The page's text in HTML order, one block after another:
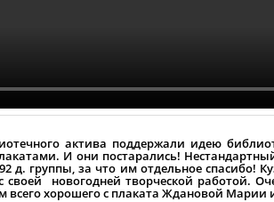
актива поддержали идею
И они постарались!
д. группы, за что им отдельное
своей новогодней творческой работой.
всего хорошего с плаката Ждановой Марии